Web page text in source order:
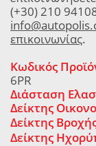
(+30) 210
επικοινωνίας.
Κωδικός
6PR
Διάσταση
Δείκτης
Δείκτης
Δείκτης